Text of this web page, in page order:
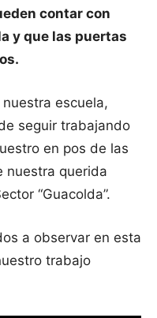
contar con
y que las puertas
escuela,
seguir trabajando
en pos de las
nuestra querida
“Guacolda”.
a observar en esta
trabajo